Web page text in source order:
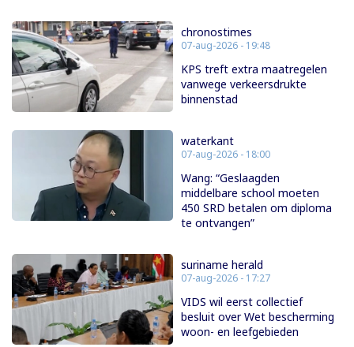
chronostimes
07-aug-2026 - 19:48
KPS treft extra maatregelen
vanwege verkeersdrukte
binnenstad
waterkant
07-aug-2026 - 18:00
Wang: “Geslaagden
middelbare school moeten
450 SRD betalen om diploma
te ontvangen”
suriname herald
07-aug-2026 - 17:27
VIDS wil eerst collectief
besluit over Wet bescherming
woon- en leefgebieden